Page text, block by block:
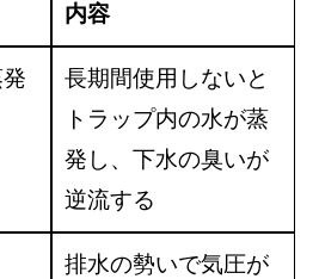
内容
長期間使用しないと
トラップ内の水が蒸
発し、下水の臭いが
逆流する
排水の勢いで気圧が